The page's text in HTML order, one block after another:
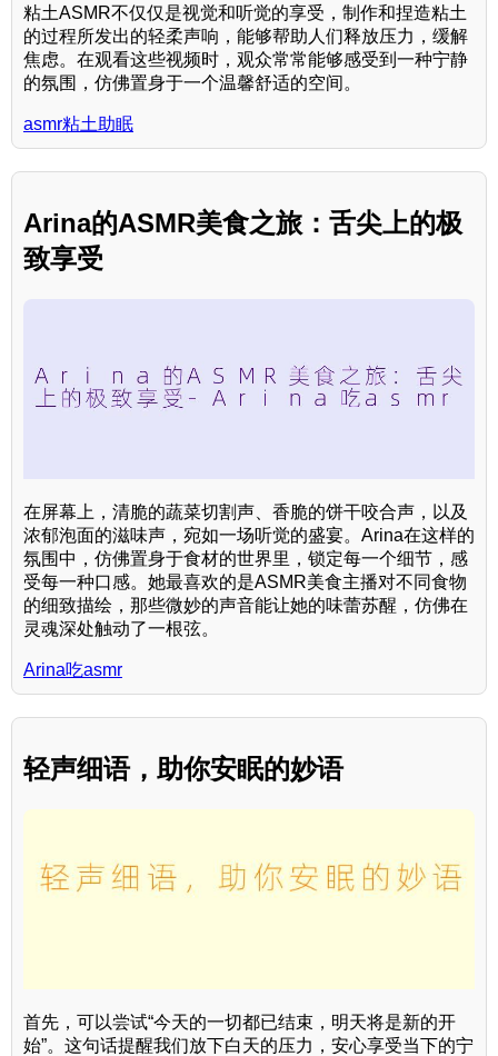
粘土ASMR不仅仅是视觉和听觉的享受，制作和捏造粘土
的过程所发出的轻柔声响，能够帮助人们释放压力，缓解
焦虑。在观看这些视频时，观众常常能够感受到一种宁静
的氛围，仿佛置身于一个温馨舒适的空间。
asmr粘土助眠
Arina的ASMR美食之旅：舌尖上的极
致享受
在屏幕上，清脆的蔬菜切割声、香脆的饼干咬合声，以及
浓郁泡面的滋味声，宛如一场听觉的盛宴。Arina在这样的
氛围中，仿佛置身于食材的世界里，锁定每一个细节，感
受每一种口感。她最喜欢的是ASMR美食主播对不同食物
的细致描绘，那些微妙的声音能让她的味蕾苏醒，仿佛在
灵魂深处触动了一根弦。
Arina吃asmr
轻声细语，助你安眠的妙语
首先，可以尝试“今天的一切都已结束，明天将是新的开
始”。这句话提醒我们放下白天的压力，安心享受当下的宁